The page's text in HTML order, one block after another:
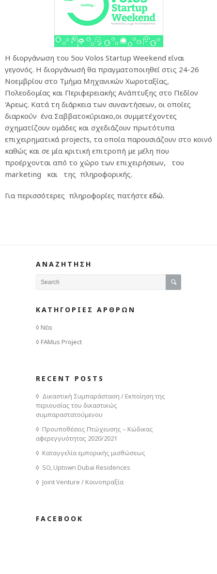
Η διοργάνωση του 5ου Volos Startup Weekend είναι
γεγονός. Η διοργάνωσή θα πραγματοποιηθεί στις 24-26
Νοεμβρίου στο Τμήμα Μηχανικών Χωροταξίας,
Πολεοδομίας και Περιφερειακής Ανάπτυξης στο Πεδίον
Άρεως. Κατά τη διάρκεια των συναντήσεων, οι οποίες
διαρκούν ένα Σαββατοκύριακο,οι συμμετέχοντες
σχηματίζουν ομάδες και σχεδιάζουν πρωτότυπα
επιχειρηματικά projects, τα οποία παρουσιάζουν στο κοινό
καθώς και σε μία κριτική επιτροπή με μέλη που
προέρχονται από το χώρο των επιχειρήσεων, του
marketing και της πληροφορικής.
Για περισσότερες πληροφορίες πατήστε εδώ.
ΑΝΑΖΗΤΗΣΗ
ΚΑΤΗΓΟΡΙΕΣ ΑΡΘΡΩΝ
Νέα
FAMus Project
RECENT POSTS
Δικαστική Συμπαράσταση / Εκποίηση της
περιουσίας του δικαστικώς
συμπαραστατούμενου
Προυποθέσεις Πτώχευσης – Κώδικας
αφερεγγυότητας 2020/2021
Καταγγελία εμπορικής μισθώσεως
SO, Uptown Dubai Residences
Joint Venture / Κοινοπραξία
FACEBOOK